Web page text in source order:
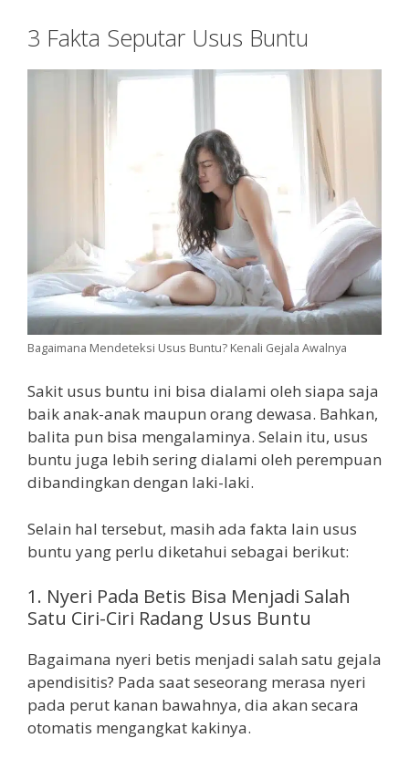
3 Fakta Seputar Usus Buntu
Bagaimana Mendeteksi Usus Buntu? Kenali Gejala Awalnya
Sakit usus buntu ini bisa dialami oleh siapa saja
baik anak-anak maupun orang dewasa. Bahkan,
balita pun bisa mengalaminya. Selain itu, usus
buntu juga lebih sering dialami oleh perempuan
dibandingkan dengan laki-laki.
Selain hal tersebut, masih ada fakta lain usus
buntu yang perlu diketahui sebagai berikut:
1. Nyeri Pada Betis Bisa Menjadi Salah
Satu Ciri-Ciri Radang Usus Buntu
Bagaimana nyeri betis menjadi salah satu gejala
apendisitis? Pada saat seseorang merasa nyeri
pada perut kanan bawahnya, dia akan secara
otomatis mengangkat kakinya.